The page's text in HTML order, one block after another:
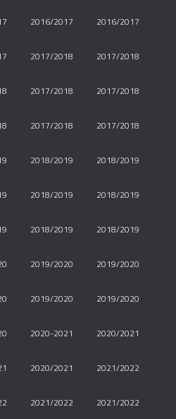
2016/2017 2016/2017
2017/2018 2017/2018
2017/2018 2017/2018
2017/2018 2017/2018
2018/2019 2018/2019
2018/2019 2018/2019
2018/2019 2018/2019
2019/2020 2019/2020
2019/2020 2019/2020
2020-2021 2020/2021
2020/2021 2021/2022
2021/2022 2021/2022